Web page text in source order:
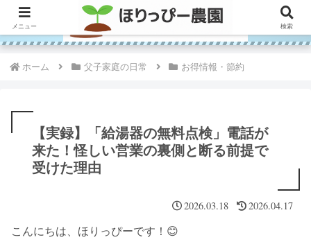
ホーム 父子家庭の日常 お得情報・節約
【実録】「給湯器の無料点検」電話が
来た！怪しい営業の裏側と断る前提で
受けた理由
2026.03.18 2026.04.17
こんにちは、ほりっぴーです！😊
メニュー 検索